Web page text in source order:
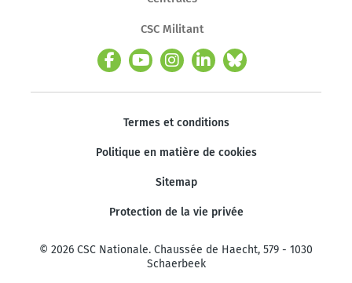
CSC Militant
Termes et conditions
Politique en matière de cookies
Sitemap
Protection de la vie privée
© 2026 CSC Nationale. Chaussée de Haecht, 579 - 1030
Schaerbeek